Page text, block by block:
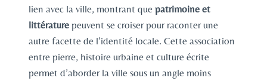
lien avec la ville, montrant que patrimoine et
littérature peuvent se croiser pour raconter une
autre facette de l’identité locale. Cette association
entre pierre, histoire urbaine et culture écrite
permet d’aborder la ville sous un angle moins